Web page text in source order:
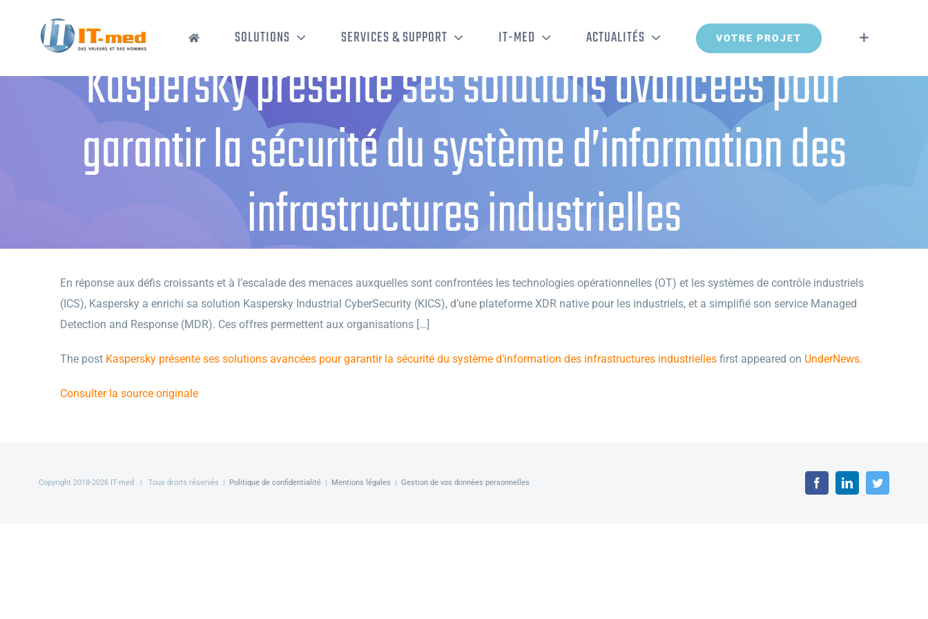
SOLUTIONS SERVICES & SUPPORT IT-MED ACTUALITÉS VOTRE PROJET
Kaspersky présente ses solutions avancées pour
garantir la sécurité du système d’information des
infrastructures industrielles
En réponse aux défis croissants et à l’escalade des menaces auxquelles sont confrontées les technologies opérationnelles (OT) et les systèmes de contrôle industriels
(ICS), Kaspersky a enrichi sa solution Kaspersky Industrial CyberSecurity (KICS), d’une plateforme XDR native pour les industriels, et a simplifié son service Managed
Detection and Response (MDR). Ces offres permettent aux organisations […]
The post Kaspersky présente ses solutions avancées pour garantir la sécurité du système d’information des infrastructures industrielles first appeared on UnderNews.
Consulter la source originale
Copyright 2018-2026 IT-med | Tous droits réservés | Politique de confidentialité| Mentions légales | Gestion de vos données personnelles FacebookLinkedInTwitter